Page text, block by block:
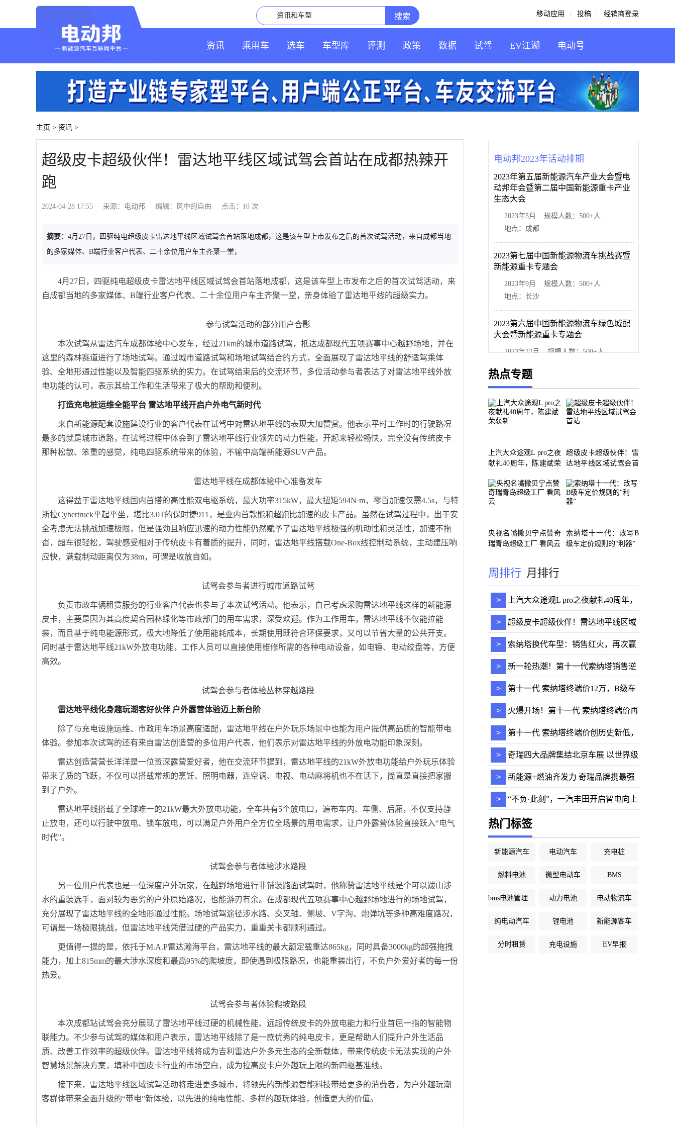
移动应用 投稿 经销商登录
资讯 乘用车 选车 车型库 评测 政策 数据 试驾 EV江湖 电动号
主页 > 资讯 >
超级皮卡超级伙伴！雷达地平线区域试驾会首站在成都热辣开
跑
2024-04-28 17:55 来源：电动邦 编辑：风中的自由 点击：10 次
摘要： 4月27日，四驱纯电超级皮卡雷达地平线区域试驾会首站落地成都，这是该车型上市发布之后的首次试驾活动，来自成都当地
的多家媒体、B端行业客户代表、二十余位用户车主齐聚一堂，
4月27日，四驱纯电超级皮卡雷达地平线区域试驾会首站落地成都，这是该车型上市发布之后的首次试驾活动，来
自成都当地的多家媒体、B端行业客户代表、二十余位用户车主齐聚一堂，亲身体验了雷达地平线的超级实力。
参与试驾活动的部分用户合影
本次试驾从雷达汽车成都体验中心发车，经过21km的城市道路试驾，抵达成都现代五项赛事中心越野场地，并在
这里的森林赛道进行了场地试驾。通过城市道路试驾和场地试驾结合的方式，全面展现了雷达地平线的舒适驾乘体
验、全地形通过性能以及智能四驱系统的实力。在试驾结束后的交流环节，多位活动参与者表达了对雷达地平线外放
电功能的认可，表示其给工作和生活带来了极大的帮助和便利。
打造充电桩运维全能平台 雷达地平线开启户外电气新时代
来自新能源配套设施建设行业的客户代表在试驾中对雷达地平线的表现大加赞赏。他表示平时工作时的行驶路况
最多的就是城市道路，在试驾过程中体会到了雷达地平线行业领先的动力性能，开起来轻松畅快，完全没有传统皮卡
那种松散、笨重的感觉，纯电四驱系统带来的体验，不输中高端新能源SUV产品。
雷达地平线在成都体验中心准备发车
这得益于雷达地平线国内首搭的高性能双电驱系统，最大功率315kW，最大扭矩594N·m，零百加速仅需4.5s，与特
斯拉Cybertruck平起平坐，堪比3.0T的保时捷911，是业内首款能和超跑比加速的皮卡产品。虽然在试驾过程中，出于安
全考虑无法挑战加速极限，但是强劲且响应迅速的动力性能仍然赋予了雷达地平线极强的机动性和灵活性，加速不拖
沓，超车很轻松，驾驶感受相对于传统皮卡有着质的提升，同时，雷达地平线搭载One-Box线控制动系统，主动建压响
应快，满载制动距离仅为38m，可谓是收放自如。
试驾会参与者进行城市道路试驾
负责市政车辆租赁服务的行业客户代表也参与了本次试驾活动。他表示，自己考虑采购雷达地平线这样的新能源
皮卡，主要是因为其高度契合园林绿化等市政部门的用车需求，深受欢迎。作为工作用车，雷达地平线不仅能拉能
装，而且基于纯电能源形式，极大地降低了使用能耗成本，长期使用既符合环保要求，又可以节省大量的公共开支。
同时基于雷达地平线21kW外放电功能，工作人员可以直接使用维修所需的各种电动设备，如电锤、电动绞盘等，方便
高效。
试驾会参与者体验丛林穿越路段
雷达地平线化身趣玩潮客好伙伴 户外露营体验迈上新台阶
除了与充电设施运维、市政用车场景高度适配，雷达地平线在户外玩乐场景中也能为用户提供高品质的智能带电
体验。参加本次试驾的还有来自雷达创造营的多位用户代表，他们表示对雷达地平线的外放电功能印象深刻。
雷达创造营营长洋洋是一位资深露营爱好者，他在交流环节提到，雷达地平线的21kW外放电功能给户外玩乐体验
带来了质的飞跃，不仅可以搭载常规的烹饪、照明电器，连空调、电视、电动麻将机也不在话下，简直是直接把家搬
到了户外。
雷达地平线搭载了全球唯一的21kW最大外放电功能，全车共有5个放电口，遍布车内、车侧、后厢，不仅支持静
止放电，还可以行驶中放电、锁车放电，可以满足户外用户全方位全场景的用电需求，让户外露营体验直接跃入“电气
时代”。
试驾会参与者体验涉水路段
另一位用户代表也是一位深度户外玩家，在越野场地进行非铺装路面试驾时，他称赞雷达地平线是个可以跋山涉
水的重装选手，面对较为恶劣的户外原始路况，也能游刃有余。在成都现代五项赛事中心越野场地进行的场地试驾，
充分展现了雷达地平线的全地形通过性能。场地试驾途径涉水路、交叉轴、侧坡、V字沟、炮弹坑等多种高难度路况，
可谓是一场极限挑战，但雷达地平线凭借过硬的产品实力，重重关卡都顺利通过。
更值得一提的是，依托于M.A.P雷达瀚海平台，雷达地平线的最大额定载重达865kg，同时具备3000kg的超强拖拽
能力，加上815mm的最大涉水深度和最高95%的爬坡度，即使遇到极限路况，也能重装出行，不负户外爱好者的每一份
热爱。
试驾会参与者体验爬坡路段
本次成都站试驾会充分展现了雷达地平线过硬的机械性能、远超传统皮卡的外放电能力和行业首屈一指的智能物
联能力。不少参与试驾的媒体和用户表示，雷达地平线除了是一款优秀的纯电皮卡，更是帮助人们提升户外生活品
质、改善工作效率的超级伙伴。雷达地平线将成为吉利雷达户外多元生态的全新载体，带来传统皮卡无法实现的户外
智慧场景解决方案，填补中国皮卡行业的市场空白，成为拉高皮卡户外趣玩上限的新四驱基准线。
接下来，雷达地平线区域试驾活动将走进更多城市，将领先的新能源智能科技带给更多的消费者，为户外趣玩潮
客群体带来全面升级的“带电”新体验，以先进的纯电性能、多样的趣玩体验，创造更大的价值。
电动邦2023年活动排期
2023年第五届新能源汽车产业大会暨电
动邦年会暨第二届中国新能源重卡产业
生态大会
2023年5月 规模人数：500+人
地点：成都
2023第七届中国新能源物流车挑战赛暨
新能源重卡专题会
2023年9月 规模人数：500+人
地点：长沙
2023第六届中国新能源物流车绿色城配
大会暨新能源重卡专题会
2023年12月 规模人数：500+人
热点专题
上汽大众途观L pro之夜
献礼40周年，陈建斌荣
超级皮卡超级伙伴！雷
达地平线区域试驾会首
央视名嘴撒贝宁点赞奇
瑞青岛超级工厂 看风云
索纳塔十一代：改写B
级车定价规则的“利器”
周排行 月排行
> 上汽大众途观L pro之夜献礼40周年，
陈建斌荣获新
> 超级皮卡超级伙伴！雷达地平线区域
试驾会首站
> 索纳塔换代车型：销售红火，再次赢
得市场青睐
> 新一轮热潮！第十一代索纳塔销售逆
> 第十一代 索纳塔终端价12万，B级车
市场迎来新一
> 火爆开场！第十一代 索纳塔终端价再
次降至12万
> 第十一代 索纳塔终端价创历史新低，
仅12万元，
> 奇瑞四大品牌集结北京车展 以世界级
水准引领汽
> 新能源+燃油齐发力 奇瑞品牌携最强
产品矩阵亮相
> “不负·此刻”，一汽丰田开启智电向上
新篇章
热门标签
新能源汽车 电动汽车 充电桩
燃料电池 微型电动车 BMS
bms电池管理系统 动力电池 电动物流车
纯电动汽车 锂电池 新能源客车
分时租赁 充电设施 EV早报